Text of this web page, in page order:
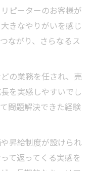
ピーターのお客様が
きなやりがいを感じ
ながり、さらなるス
の業務を任され、売
を実感しやすいでし
問題解決できた経験
昇給制度が設けられ
て返ってくる実感を